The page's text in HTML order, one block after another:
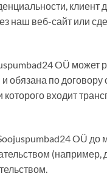
клиент
наш веб-сайт или
OÜ может
обязана по
входит
OÜ